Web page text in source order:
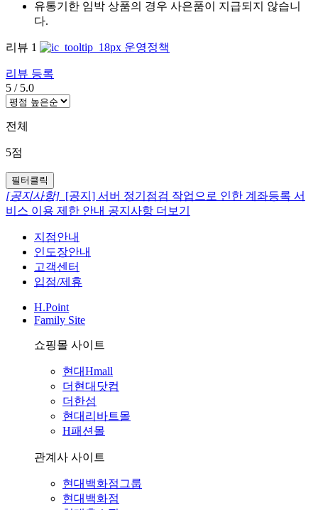
유통기한 임박 상품의 경우 사은품이 지급되지 않습니
다.
리뷰 1 운영정책
리뷰 등록
5 / 5.0
전체
5점
필터클릭
[공지사항] [공지] 서버 정기점검 작업으로 인한 계좌등록 서
비스 이용 제한 안내 공지사항 더보기
지점안내
인도장안내
고객센터
입점/제휴
H.Point
Family Site
쇼핑몰 사이트
현대Hmall
더현대닷컴
더한섬
현대리바트몰
H패션몰
관계사 사이트
현대백화점그룹
현대백화점